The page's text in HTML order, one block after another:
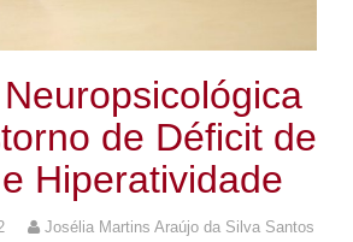
de Déficit de
Hiperatividade
Josélia Martins Araújo da Silva Santos